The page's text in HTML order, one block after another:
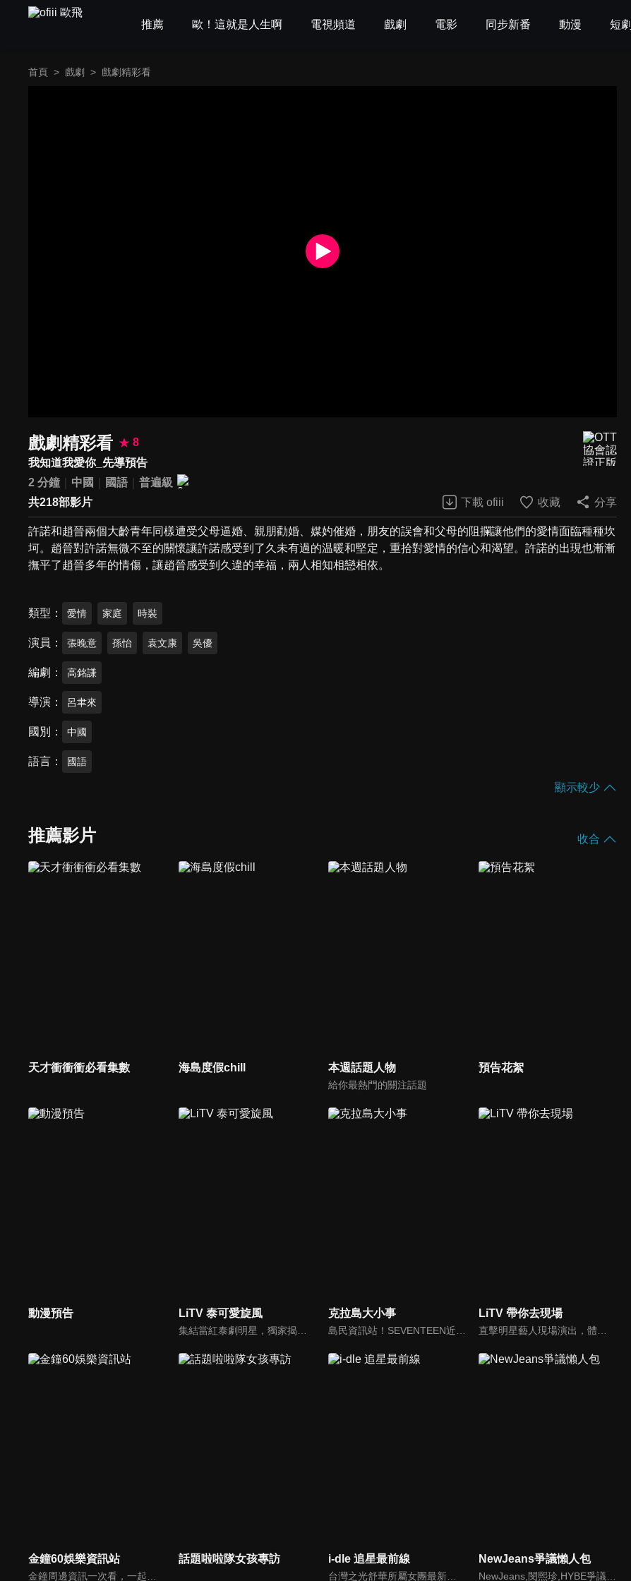
推薦 歐！這就是人生啊 電視頻道 戲劇 電影 同步新番 動漫 短劇
首頁 > 戲劇 > 戲劇精彩看
戲劇精彩看
8
我知道我愛你_先導預告
2 分鐘
中國 國語
普遍級
共218部影片
下載 ofiii 收藏 分享
許諾和趙晉兩個大齡青年同樣遭受父母逼婚、親朋勸婚、媒妁催婚，朋友的誤會和父母的阻攔讓他們的愛情面臨種種坎
坷。趙晉對許諾無微不至的關懷讓許諾感受到了久未有過的温暖和堅定，重拾對愛情的信心和渴望。許諾的出現也漸漸
撫平了趙晉多年的情傷，讓趙晉感受到久違的幸福，兩人相知相戀相依。
類型 愛情 家庭 時裝
演員 張晚意 孫怡 袁文康 吳優
編劇 高銘謙
導演 呂聿來
國別 中國
語言 國語
顯示較少
推薦影片 收合
天才衝衝衝必看集數 海島度假chill 本週話題人物
給你最熱門的關注話題
預告花絮
動漫預告 LiTV 泰可愛旋風 克拉島大小事 LiTV 帶你去現場
金鐘60娛樂資訊站
金鐘周邊資訊一次看，一起預測金鐘得主！
話題啦啦隊女孩專訪 i-dle 追星最前線
台灣之光舒華所屬女團最新消息報你知
NewJeans爭議懶人包
NewJeans,閔熙珍,HYBE爭議懶人包